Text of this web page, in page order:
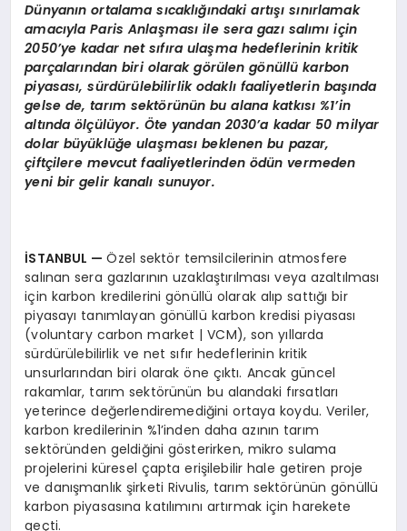
Dünyanın ortalama sıcaklığındaki artışı sınırlamak
amacıyla Paris Anlaşmasıile sera gazı salımı için
2050’ye kadar net sıfıra ulaşma hedeflerinin kritik
parçalarından biri olarak görülen gönüllü karbon
piyasası, sürdürülebilirlik odaklı faaliyetlerin başında
gelse de, tarım sektörünün bu alana katkısı %1’in
altındaölçülüyor. Öte yandan 2030’a kadar 50 milyar
dolar büyüklüğe ulaşması beklenen bu pazar,
çiftçilere mevcut faaliyetlerinden ödün vermeden
yeni bir gelir kanalı sunuyor.
İSTANBUL —Özel sektör temsilcilerinin atmosfere
salınan sera gazlarının uzaklaştırılması veya azaltılması
için karbon kredilerini gönüllü olarak alıp sattığı bir
piyasayı tanımlayan gönüllü karbon kredisi piyasası
(voluntary carbon market | VCM), son yıllarda
sürdürülebilirlik ve net sıfır hedeflerinin kritik
unsurlarından biri olarak öne çıktı. Ancak güncel
rakamlar, tarım sektörünün bu alandaki fırsatları
yeterince değerlendiremediğini ortaya koydu. Veriler,
karbon kredilerinin %1’inden daha azının tarım
sektöründen geldiğini gösterirken, mikro sulama
projelerini küresel çapta erişilebilir hale getiren proje
ve danışmanlık şirketi Rivulis, tarım sektörünün gönüllü
karbon piyasasına katılımını artırmak için harekete
geçti.